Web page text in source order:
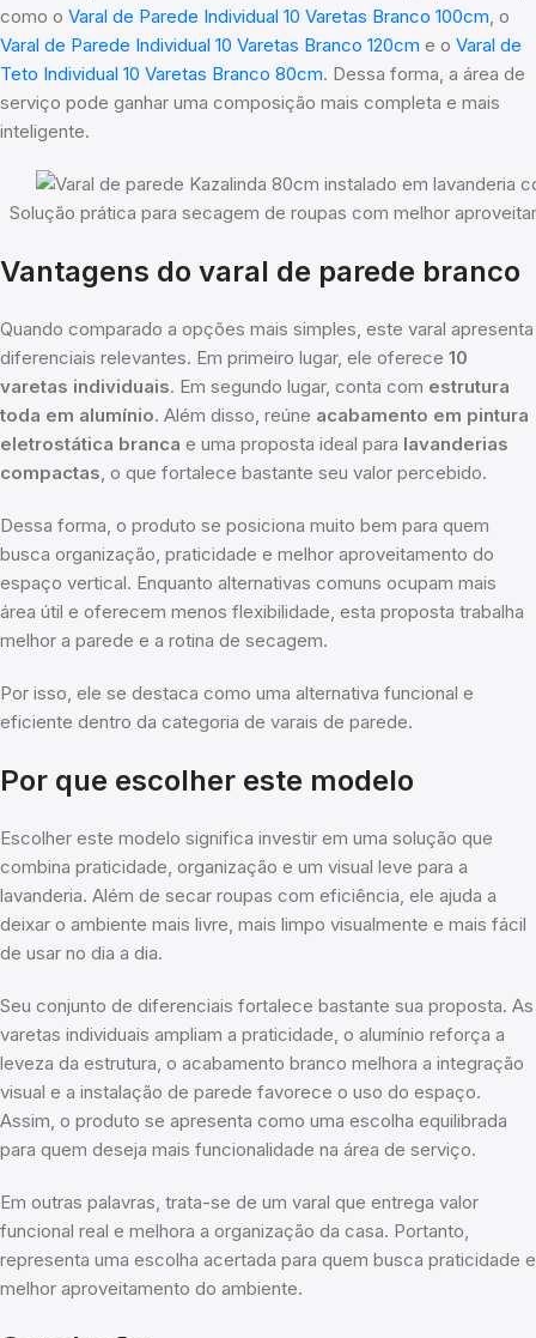
como o Varal de Parede Individual 10 Varetas Branco 100cm , o
Varal de Parede Individual 10 Varetas Branco 120cm e o Varal de
Teto Individual 10 Varetas Branco 80cm. Dessa forma, a área de
serviço pode ganhar uma composição mais completa e mais
inteligente.
Solução prática para secagem de roupas com melhor
Vantagens do varal de parede branco
Quando comparado a opções mais simples, este varal apresenta
diferenciais relevantes. Em primeiro lugar, ele oferece 10
varetas individuais. Em segundo lugar, conta com estrutura
toda em alumínio. Além disso, reúne acabamento em pintura
eletrostática branca e uma proposta ideal para lavanderias
compactas, o que fortalece bastante seu valor percebido.
Dessa forma, o produto se posiciona muito bem para quem
busca organização, praticidade e melhor aproveitamento do
espaço vertical. Enquanto alternativas comuns ocupam mais
área útil e oferecem menos flexibilidade, esta proposta trabalha
melhor a parede e a rotina de secagem.
Por isso, ele se destaca como uma alternativa funcional e
eficiente dentro da categoria de varais de parede.
Por que escolher este modelo
Escolher este modelo significa investir em uma solução que
combina praticidade, organização e um visual leve para a
lavanderia. Além de secar roupas com eficiência, ele ajuda a
deixar o ambiente mais livre, mais limpo visualmente e mais fácil
de usar no dia a dia.
Seu conjunto de diferenciais fortalece bastante sua proposta. As
varetas individuais ampliam a praticidade, o alumínio reforça a
leveza da estrutura, o acabamento branco melhora a integração
visual e a instalação de parede favorece o uso do espaço.
Assim, o produto se apresenta como uma escolha equilibrada
para quem deseja mais funcionalidade na área de serviço.
Em outras palavras, trata-se de um varal que entrega valor
funcional real e melhora a organização da casa. Portanto,
representa uma escolha acertada para quem busca praticidade e
melhor aproveitamento do ambiente.